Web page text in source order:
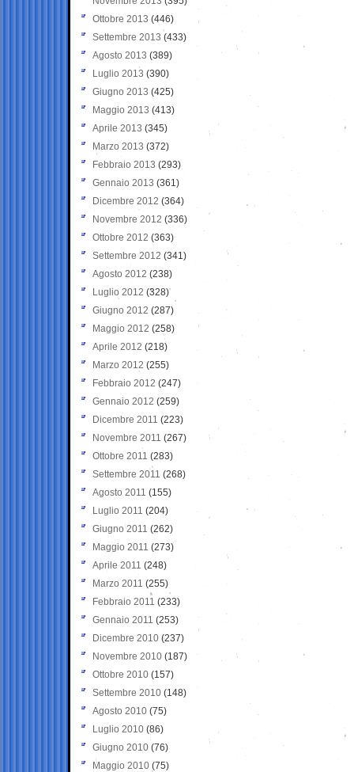
Ottobre 2013 (446)
Settembre 2013 (433)
Agosto 2013 (389)
Luglio 2013 (390)
Giugno 2013 (425)
Maggio 2013 (413)
Aprile 2013 (345)
Marzo 2013 (372)
Febbraio 2013 (293)
Gennaio 2013 (361)
Dicembre 2012 (364)
Novembre 2012 (336)
Ottobre 2012 (363)
Settembre 2012 (341)
Agosto 2012 (238)
Luglio 2012 (328)
Giugno 2012 (287)
Maggio 2012 (258)
Aprile 2012 (218)
Marzo 2012 (255)
Febbraio 2012 (247)
Gennaio 2012 (259)
Dicembre 2011 (223)
Novembre 2011 (267)
Ottobre 2011 (283)
Settembre 2011 (268)
Agosto 2011 (155)
Luglio 2011 (204)
Giugno 2011 (262)
Maggio 2011 (273)
Aprile 2011 (248)
Marzo 2011 (255)
Febbraio 2011 (233)
Gennaio 2011 (253)
Dicembre 2010 (237)
Novembre 2010 (187)
Ottobre 2010 (157)
Settembre 2010 (148)
Agosto 2010 (75)
Luglio 2010 (86)
Giugno 2010 (76)
Maggio 2010 (75)